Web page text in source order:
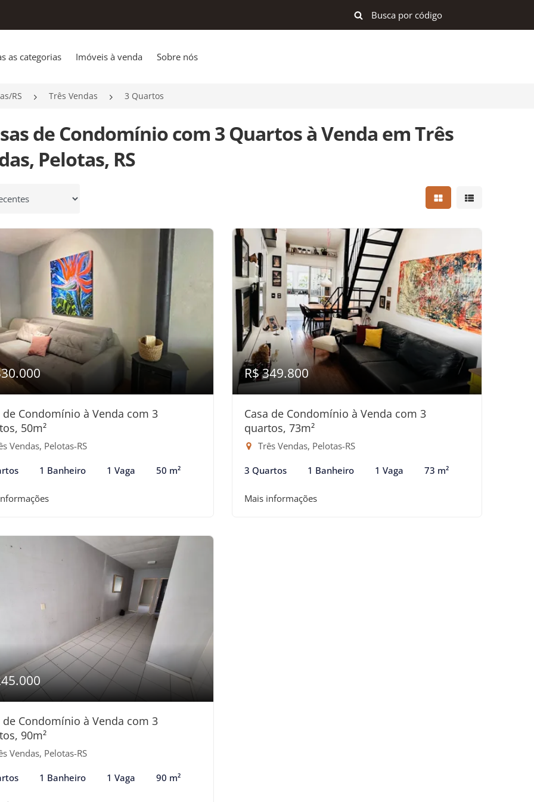
as categorias Imóveis à venda Sobre nós
RS Três Vendas 3 Quartos
de Condomínio com 3 Quartos à Venda em Três
Pelotas, RS
Mostrar resultados
Mostrar
de Condomínio à Venda com 3
50m²
Vendas, Pelotas-RS
1 Banheiro 1 Vaga 50 m²
R$ 349.800
Casa de Condomínio à Venda com 3
quartos, 73m²
Três Vendas, Pelotas-RS
3 Quartos 1 Banheiro 1 Vaga 73 m²
Mais informações
de Condomínio à Venda com 3
90m²
Vendas, Pelotas-RS
1 Banheiro 1 Vaga 90 m²